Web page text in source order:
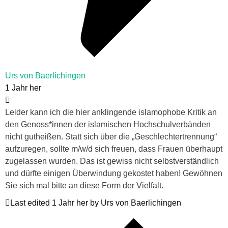
Urs von Baerlichingen
1 Jahr her
Leider kann ich die hier anklingende islamophobe Kritik an
den Genoss*innen der islamischen Hochschulverbänden
nicht gutheißen. Statt sich über die „Geschlechtertrennung“
aufzuregen, sollte m/w/d sich freuen, dass Frauen überhaupt
zugelassen wurden. Das ist gewiss nicht selbstverständlich
und dürfte einigen Überwindung gekostet haben! Gewöhnen
Sie sich mal bitte an diese Form der Vielfalt.
Last edited 1 Jahr her by Urs von Baerlichingen